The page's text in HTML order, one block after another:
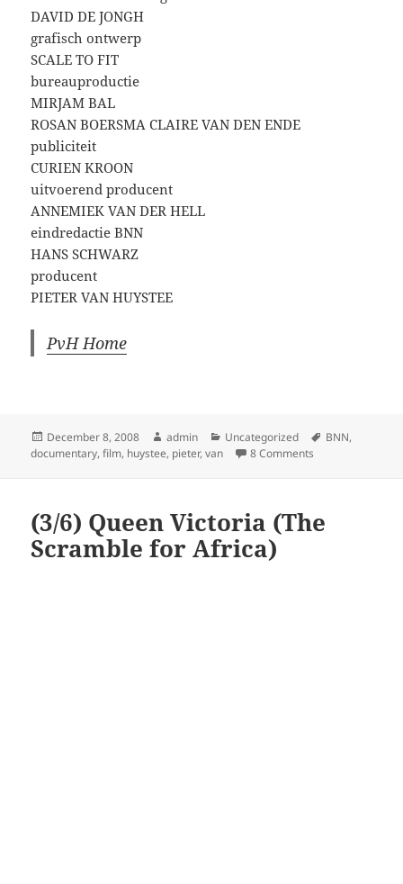
DAVID DE JONGH
grafisch ontwerp
SCALE TO FIT
bureauproductie
MIRJAM BAL
ROSAN BOERSMA CLAIRE VAN DEN ENDE
publiciteit
CURIEN KROON
uitvoerend producent
ANNEMIEK VAN DER HELL
eindredactie BNN
HANS SCHWARZ
producent
PIETER VAN HUYSTEE
PvH Home
Posted
on
December 8, 2008 Author
admin Categories
Uncategorized Tags
BNN,
documentary,film, huystee, pieter,van 8 Comments
(3/6) Queen Victoria (The
Scramble for Africa)